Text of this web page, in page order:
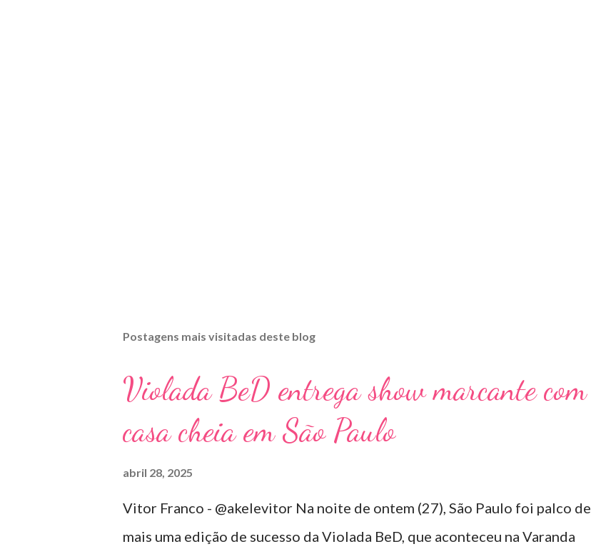
Postagens mais visitadas deste blog
Violada BeD entrega show marcante com
casa cheia em São Paulo
abril 28, 2025
Vitor Franco - @akelevitor Na noite de ontem (27), São Paulo foi palco de
mais uma edição de sucesso da Violada BeD, que aconteceu na Varanda